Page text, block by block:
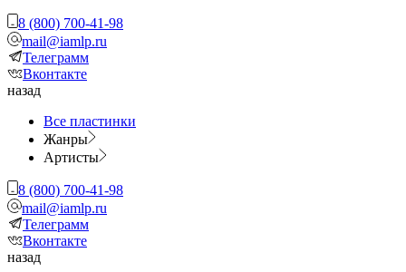
8 (800) 700-41-98
mail@iamlp.ru
Телеграмм
Вконтакте
назад
Все пластинки
Жанры
Артисты
8 (800) 700-41-98
mail@iamlp.ru
Телеграмм
Вконтакте
назад